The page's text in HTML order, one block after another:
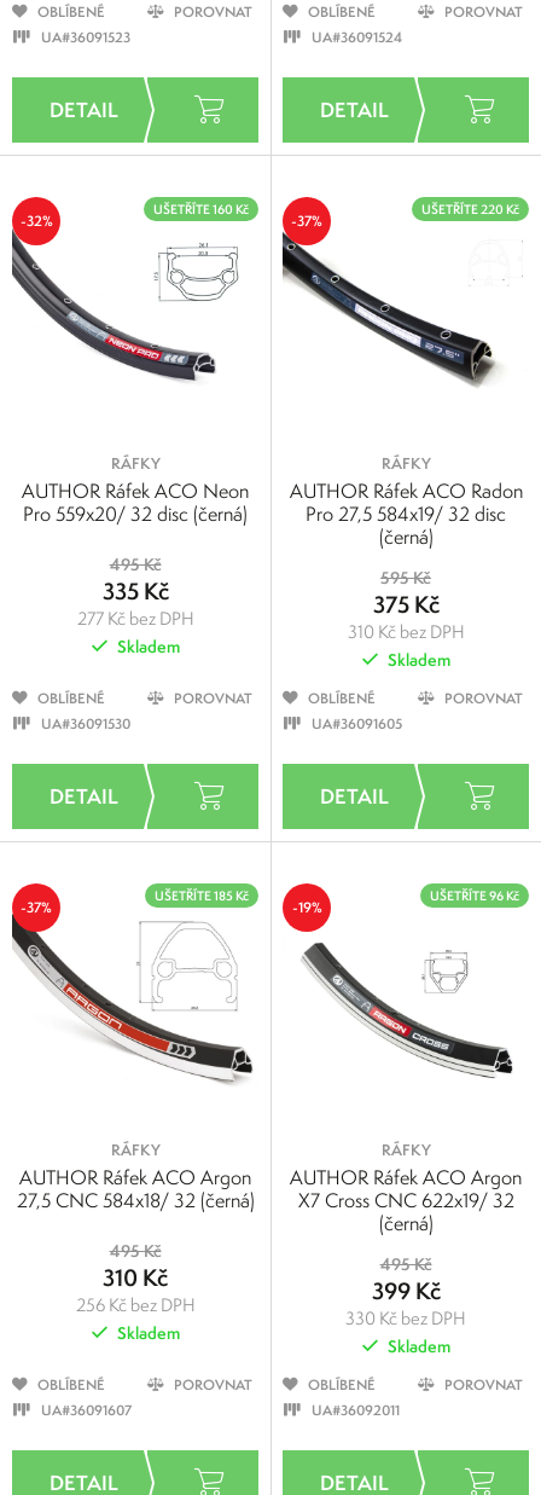
OBLÍBENÉ
POROVNAT
UA#36091523
OBLÍBENÉ
POROVNAT
UA#36091524
-32%
UŠETŘÍTE 160 Kč
RÁFKY
AUTHOR Ráfek ACO Neon
Pro 559x20/ 32 disc (černá)
495 Kč
335 Kč
277 Kč bez DPH
Skladem
OBLÍBENÉ
POROVNAT
UA#36091530
-37%
UŠETŘÍTE 220 Kč
RÁFKY
AUTHOR Ráfek ACO Radon
Pro 27,5 584x19/ 32 disc
(černá)
595 Kč
375 Kč
310 Kč bez DPH
Skladem
OBLÍBENÉ
POROVNAT
UA#36091605
-37%
UŠETŘÍTE 185 Kč
RÁFKY
AUTHOR Ráfek ACO Argon
27,5 CNC 584x18/ 32 (černá)
495 Kč
310 Kč
256 Kč bez DPH
Skladem
OBLÍBENÉ
POROVNAT
UA#36091607
-19%
UŠETŘÍTE 96 Kč
RÁFKY
AUTHOR Ráfek ACO Argon
X7 Cross CNC 622x19/ 32
(černá)
495 Kč
399 Kč
330 Kč bez DPH
Skladem
OBLÍBENÉ
POROVNAT
UA#36092011